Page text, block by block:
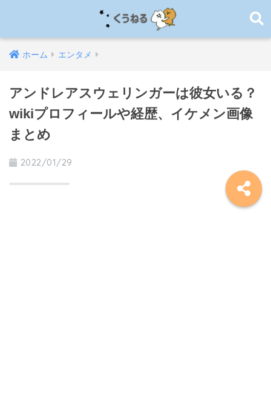
ホーム エンタメ
アンドレアスウェリンガーは彼女いる？
wikiプロフィールや経歴、イケメン画像
まとめ
2022/01/29